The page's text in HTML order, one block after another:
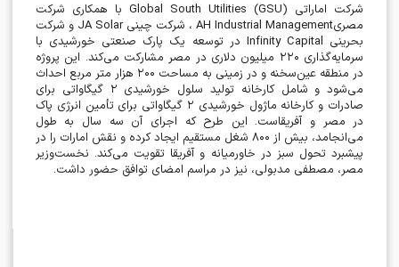
شرکت اماراتی Global South Utilities (GSU) با همکاری شرکت
مصریAH Industrial Management ، شرکت چینی JA Solarو شرکت
بحرینی Infinity Capital در توسعه یک پارک صنعتی خورشیدی با
سرمایه‌گذاری ۲۲۰ میلیون دلاری در مصر مشارکت می‌کند. این پروژه
در منطقه عین‌سخنه و در زمینی به مساحت ۲۰۰ هزار متر مربع احداث
می‌شود و شامل کارخانه تولید سلول خورشیدی ۲ گیگاواتی برای
صادرات و کارخانه ماژول خورشیدی ۲ گیگاواتی برای تأمین انرژی پاک
در مصر و آفریقاست. این طرح که اجرای آن سه سال به طول
می‌انجامد، بیش از ۸۰۰شغل مستقیم ایجاد کرده و نقش امارات را در
پیشبرد تحول سبز در خاورمیانه و آفریقا تقویت می‌کند. نخست‌وزیر
مصر، مصطفی مدبولی، نیز در مراسم امضای توافق حضور داشت.